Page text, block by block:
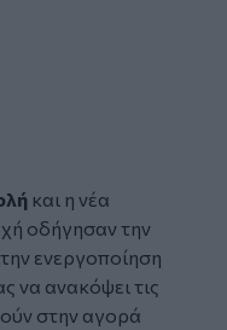
και η νέα
οδήγησαν την
ενεργοποίηση
να ανακόψει τις
στην αγορά